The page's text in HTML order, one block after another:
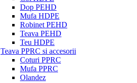
Dop PEHD
Mufa HDPE
Robinet PEHD
Teava PEHD
Teu HDPE
Teava PPRC si accesorii
Coturi PPRC
Mufa PPRC
Olandez